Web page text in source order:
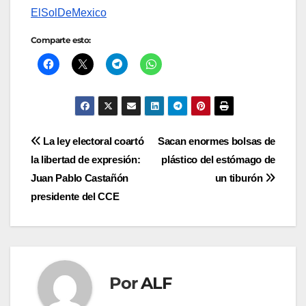
ElSolDeMexico
Comparte esto:
Navegación
de
entradas
Sacan enormes bolsas de
plástico del estómago de
un tiburón
La ley electoral coartó
la libertad de expresión:
Juan Pablo Castañón
presidente del CCE
PorALF